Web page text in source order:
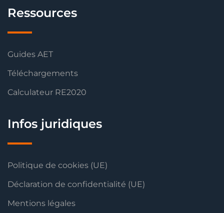
Ressources
Guides AET
Téléchargements
Calculateur RE2020
Infos juridiques
Politique de cookies (UE)
Déclaration de confidentialité (UE)
Mentions légales